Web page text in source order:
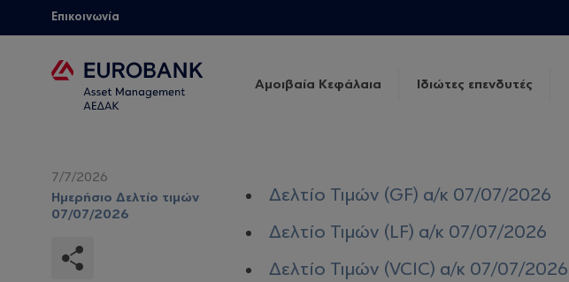
Επικοινωνία
Αμοιβαία Κεφάλαια Ιδιώτες επενδυτές
7/7/2026
Ημερήσιο Δελτίο τιμών
07/07/2026
Δελτίο Τιμών (GF) α/κ 07/07/2026
Δελτίο Τιμών (LF) α/κ 07/07/2026
Δελτίο Τιμών (VCIC) α/κ 07/07/2026